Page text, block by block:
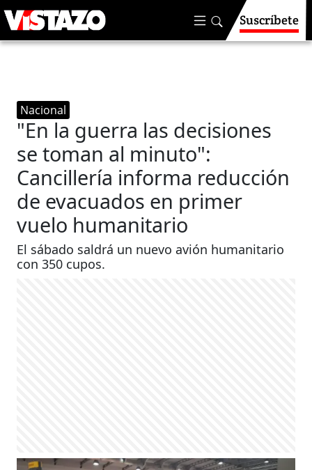
Suscríbete
Nacional
"En la guerra las decisiones
se toman al minuto":
Cancillería informa reducción
de evacuados en primer
vuelo humanitario
El sábado saldrá un nuevo avión humanitario
con 350 cupos.